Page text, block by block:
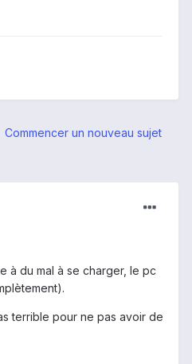
Commencer un nouveau sujet
à du mal à se charger, le pc
terrible pour ne pas avoir de